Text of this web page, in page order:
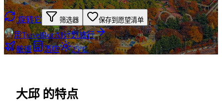
旋转它 筛选器 保存到愿望清单
用TravelBot AI计划旅行
航班
酒店 25°C
大邱 的特点